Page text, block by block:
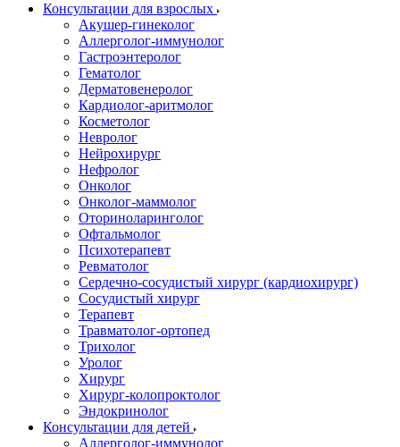
Консультации для взрослых
Акушер-гинеколог
Аллерголог-иммунолог
Гастроэнтеролог
Гематолог
Дерматовенеролог
Кардиолог-аритмолог
Косметолог
Невролог
Нейрохирург
Нефролог
Онколог
Онколог-маммолог
Оториноларинголог
Офтальмолог
Психотерапевт
Ревматолог
Сердечно-сосудистый хирург (кардиохирург)
Сосудистый хирург
Терапевт
Травматолог-ортопед
Трихолог
Уролог
Хирург
Хирург-колопроктолог
Эндокринолог
Консультации для детей
Аллерголог-иммунолог